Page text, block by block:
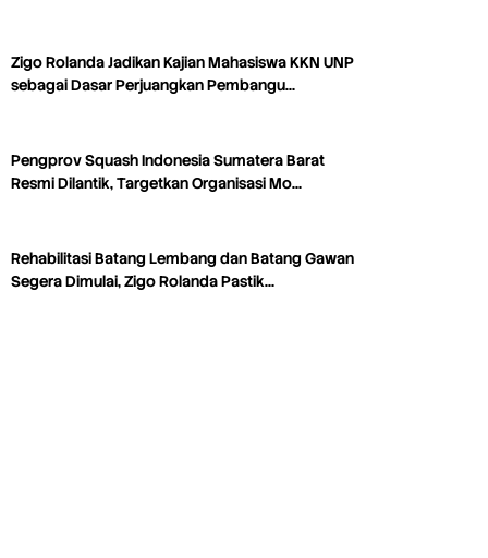
Zigo Rolanda Jadikan Kajian Mahasiswa KKN UNP
sebagai Dasar Perjuangkan Pembangu…
Pengprov Squash Indonesia Sumatera Barat
Resmi Dilantik, Targetkan Organisasi Mo…
Rehabilitasi Batang Lembang dan Batang Gawan
Segera Dimulai, Zigo Rolanda Pastik…